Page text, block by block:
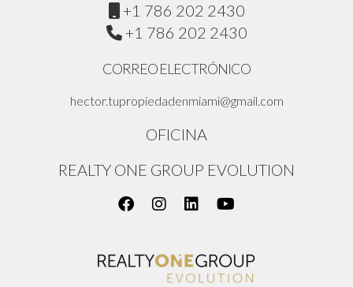
+1 786 202 2430
+1 786 202 2430
CORREO ELECTRÓNICO
hector.tupropiedadenmiami@gmail.com
OFICINA
REALTY ONE GROUP EVOLUTION